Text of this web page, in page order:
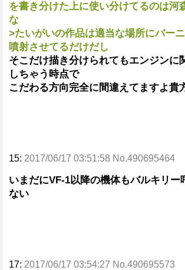
を書き分けた上に使い分けてるのは河
な
>たいがいの作品は適当な場所にバー
噴射させてるだけだし
そこだけ描き分けられてもエンジンに
しちゃう時点で
こだわる方向完全に間違えてますよ貴
15: 2017/06/17 03:51:58 No.490695464
いまだにVF-1以降の機体もバルキリー
ない
17: 2017/06/17 03:54:27 No.490695573